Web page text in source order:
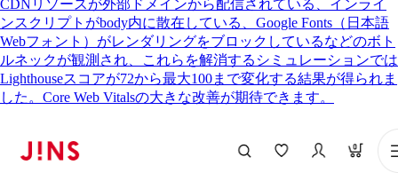
CDNリソースが外部ドメインから配信されている、インライ
ンスクリプトがbody内に散在している、Google Fonts（日本語
Webフォント）がレンダリングをブロックしているなどのボト
ルネックが観測され、これらを解消するシミュレーションでは
Lighthouseスコアが72から最大100まで変化する結果が得られま
した。Core Web Vitalsの大きな改善が期待できます。